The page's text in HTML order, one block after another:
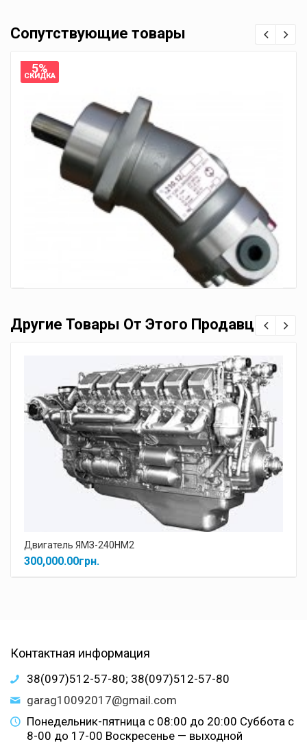
Сопутствующие товары
5%
СКИДКА
Другие Товары От Этого Продавца
Двигатель ЯМЗ-240НМ2
300,000.00грн.
Контактная информация
38(097)512-57-80; 38(097)512-57-80
garag10092017@gmail.com
Понедельник-пятница с 08:00 до 20:00 Суббота с
8-00 до 17-00 Воскресенье — выходной